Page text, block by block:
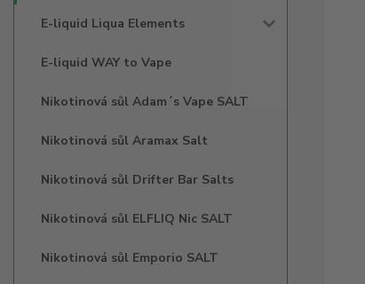
E-liquid Liqua Elements
E-liquid WAY to Vape
Nikotinová sůl Adam´s Vape SALT
Nikotinová sůl Aramax Salt
Nikotinová sůl Drifter Bar Salts
Nikotinová sůl ELFLIQ Nic SALT
Nikotinová sůl Emporio SALT